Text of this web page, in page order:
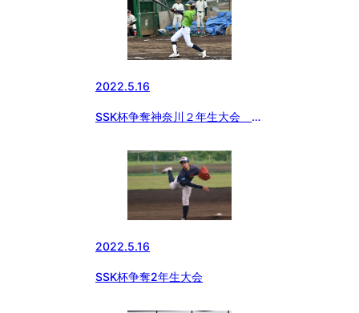
2022.5.16
SSK杯争奪神奈川２年生大会 横
2022.5.16
SSK杯争奪2年生大会